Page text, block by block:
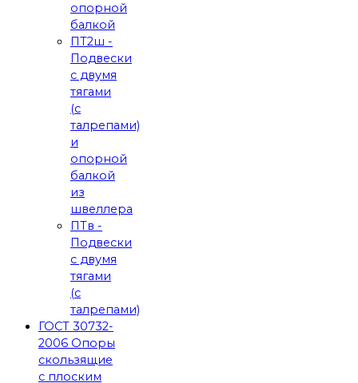
опорной
балкой
ПТ2ш -
Подвески
с двумя
тягами
(с
талрепами)
и
опорной
балкой
из
швеллера
ПТв -
Подвески
с двумя
тягами
(с
талрепами)
ГОСТ 30732-
2006 Опоры
скользящие
с плоским